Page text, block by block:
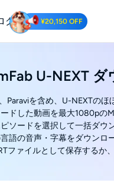
動画をダウンロードする.
グ ¥20,150 OFF
U-NEXT
Paraviを含め、U-NEXTの
ードした動画を最大1080pの
ソードを選択して一括ダウ
語の音声・字幕をダウンロ
ファイルとして保存するか